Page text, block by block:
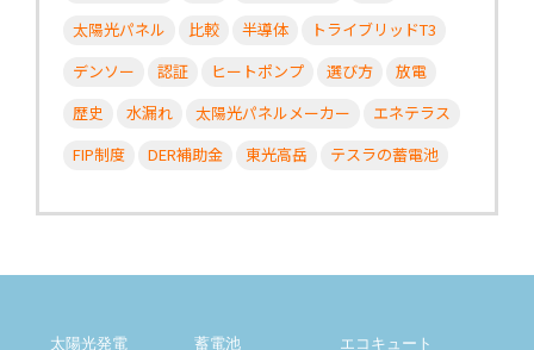
太陽光パネル
比較 半導体
トライブリッドT3
デンソー
認証 ヒートポンプ 選び方
放電
歴史
水漏れ 太陽光パネルメーカー
エネテラス
FIP制度
DER補助金 東光高岳 テスラの蓄電池
太陽光発電 蓄電池 エコキュート